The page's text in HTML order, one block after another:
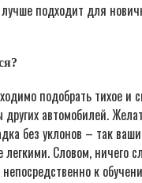
подходит для
подобрать тихое и
автомобилей.
без уклонов – так
Словом, ничего
к